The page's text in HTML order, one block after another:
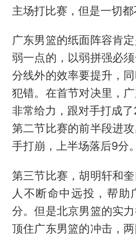
主场打比赛，但是一切都
广东男篮的纸面阵容肯
弱一点的，以弱拼强必
分线外的效率要提升，
犯错。在首节对决里，
非常给力，跟对手打成
第二节比赛的前半段进
手打崩，上半场落后9分。
第三节比赛，胡明轩和
人不断命中远投，帮助
分。但是北京男篮的实
顶住广东男篮的冲击，